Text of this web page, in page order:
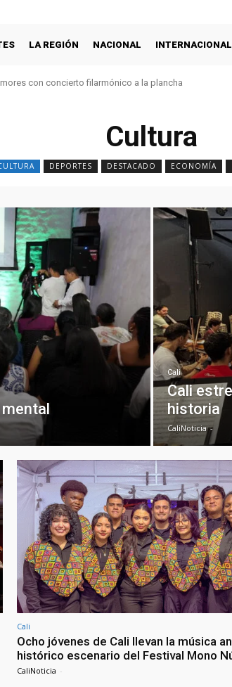
LA REGIÓN NACIONAL INTERNACIONAL
con concierto filarmónico a la plancha
Cultura
DEPORTES DESTACADO ECONOMÍA
Cali
Cali
historia
CaliNoticia -
Cali
Ocho jóvenes de Cali llevan la música
histórico escenario del Festival Mono
CaliNoticia -